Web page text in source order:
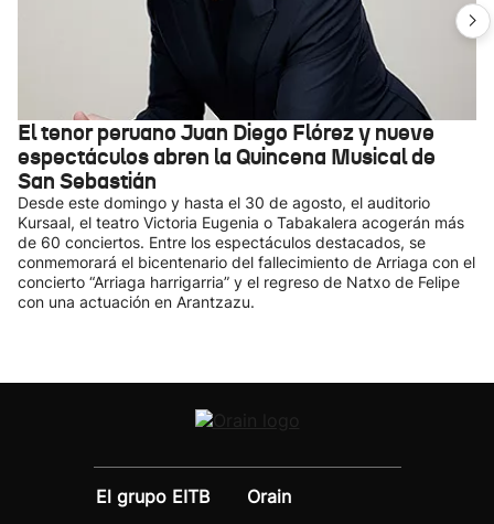
El tenor peruano Juan Diego Flórez y nueve
espectáculos abren la Quincena Musical de
San Sebastián
Desde este domingo y hasta el 30 de agosto, el auditorio
Kursaal, el teatro Victoria Eugenia o Tabakalera acogerán más
de 60 conciertos. Entre los espectáculos destacados, se
conmemorará el bicentenario del fallecimiento de Arriaga con el
concierto “Arriaga harrigarria” y el regreso de Natxo de Felipe
con una actuación en Arantzazu.
El grupo EITB
Orain